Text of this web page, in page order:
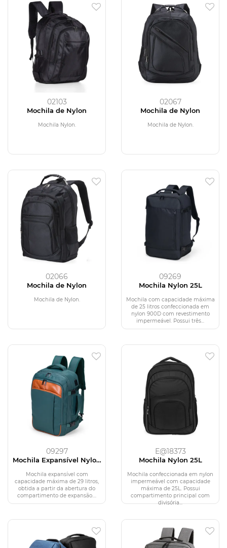
02103
Mochila de Nylon
Mochila Nylon.
02067
Mochila de Nylon
Mochila de Nylon.
02066
Mochila de Nylon
Mochila de Nylon.
09269
Mochila Nylon 25L
Mochila com capacidade máxima
de 25 litros confeccionada em
nylon 900D com revestimento
impermeável. Possui três...
09297
Mochila Expansível Nylon
Mochila expansível com
capacidade máxima de 29 litros,
obtida a partir da abertura do
compartimento de expansão....
E@18373
Mochila Nylon 25L
Mochila confeccionada em nylon
impermeável com capacidade
máxima de 25L. Possui
compartimento principal com
divisória...